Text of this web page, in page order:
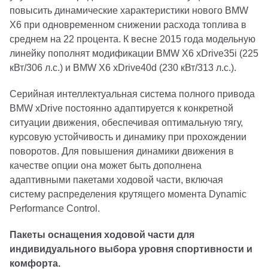
повысить динамические характеристики нового BMW
X6 при одновременном снижении расхода топлива в
среднем на 22 процента. К весне 2015 года модельную
линейку пополнят модификации BMW X6 xDrive35i (225
кВт/306 л.с.) и BMW X6 xDrive40d (230 кВт/313 л.с.).
Серийная интеллектуальная система полного привода
BMW xDrive постоянно адаптируется к конкретной
ситуации движения, обеспечивая оптимальную тягу,
курсовую устойчивость и динамику при прохождении
поворотов. Для повышения динамики движения в
качестве опции она может быть дополнена
адаптивными пакетами ходовой части, включая
систему распределения крутящего момента Dynamic
Performance Control.
Пакеты оснащения ходовой части для
индивидуального выбора уровня спортивности и
комфорта.